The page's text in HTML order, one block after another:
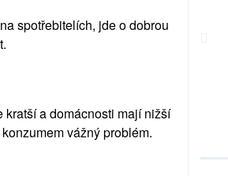
spotřebitelích, jde o dobrou
a domácnosti mají nižší
vážný problém.